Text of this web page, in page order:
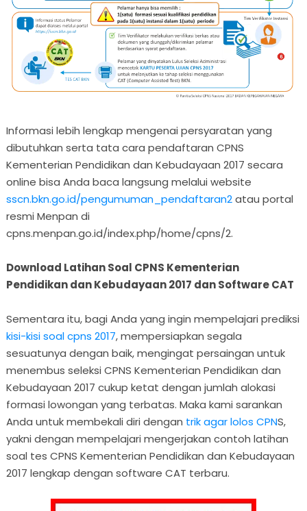
Informasi lebih lengkap mengenai persyaratan yang
dibutuhkan serta tata cara pendaftaran CPNS
Kementerian Pendidikan dan Kebudayaan 2017 secara
online bisa Anda baca langsung melalui website
sscn.bkn.go.id/pengumuman_pendaftaran2atau portal
resmi Menpan di
cpns.menpan.go.id/index.php/home/cpns/2.
Download Latihan Soal CPNS Kementerian
Pendidikan dan Kebudayaan 2017 dan Software CAT
Sementara itu, bagi Anda yang ingin mempelajari prediksi
kisi-kisi soal cpns 2017, mempersiapkan segala
sesuatunya dengan baik, mengingat persaingan untuk
menembus seleksi CPNS Kementerian Pendidikan dan
Kebudayaan 2017 cukup ketat dengan jumlah alokasi
formasi lowongan yang terbatas. Maka kami sarankan
Anda untuk membekali diri dengan trik agar lolos CPNS,
yakni dengan mempelajari mengerjakan contoh latihan
soal tes CPNS Kementerian Pendidikan dan Kebudayaan
2017 lengkap dengan software CAT terbaru.